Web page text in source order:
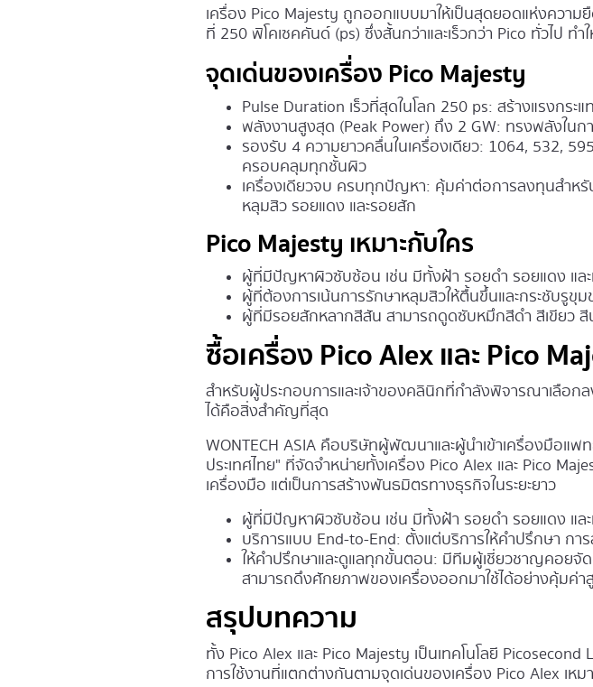
เครื่อง Pico Majesty ถูกออกแบบมาให้เป็นสุดยอดแห่งควา
ที่ 250 พิโคเซคคันด์ (ps) ซึ่งสั้นกว่าและเร็วกว่า Pico ทั่วไป ท
จุดเด่นของเครื่อง Pico Majesty
Pulse Duration เร็วที่สุดในโลก 250 ps: สร้างแรงกระ
พลังงานสูงสุด (Peak Power) ถึง 2 GW: ทรงพลังในก
รองรับ 4 ความยาวคลื่นในเครื่องเดียว: 1064, 532,
ครอบคลุมทุกชั้นผิว
เครื่องเดียวจบ ครบทุกปัญหา: คุ้มค่าต่อการลงทุนสำห
หลุมสิว รอยแดง และรอยสัก
Pico Majesty เหมาะกับใคร
ผู้ที่มีปัญหาผิวซับซ้อน เช่น มีทั้งฝ้า รอยดำ รอยแดง และ
ผู้ที่ต้องการเน้นการรักษาหลุมสิวให้ตื้นขึ้นและกระชับรูขุม
ผู้ที่มีรอยสักหลากสีสัน สามารถดูดซับหมึกสีดำ สีเขียว สี
ซื้อเครื่อง Pico Alex และ Pico
สำหรับผู้ประกอบการและเจ้าของคลินิกที่กำลังพิจารณาเลือก
ได้คือสิ่งสำคัญที่สุด
WONTECH ASIA คือบริษัทผู้พัฒนาและผู้นำเข้าเครื่องมือแพท
ประเทศไทย" ที่จัดจำหน่ายทั้งเครื่อง Pico Alex และ Pico
เครื่องมือ แต่เป็นการสร้างพันธมิตรทางธุรกิจในระยะยาว
ผู้ที่มีปัญหาผิวซับซ้อน เช่น มีทั้งฝ้า รอยดำ รอยแดง และ
บริการแบบ End-to-End: ตั้งแต่บริการให้คำปรึกษา กา
ให้คำปรึกษาและดูแลทุกขั้นตอน: มีทีมผู้เชี่ยวชาญคอยจั
สามารถดึงศักยภาพของเครื่องออกมาใช้ได้อย่างคุ้มค่า
สรุปบทความ
ทั้ง Pico Alex และ Pico Majesty เป็นเทคโนโลยี
การใช้งานที่แตกต่างกันตามจุดเด่นของเครื่อง Pico Alex เหม